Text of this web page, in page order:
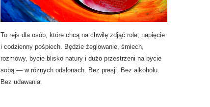
To rejs dla osób, które chcą na chwilę zdjąć role, napięcie
i codzienny pośpiech. Będzie żeglowanie, śmiech,
rozmowy, bycie blisko natury i dużo przestrzeni na bycie
sobą — w różnych odsłonach. Bez presji. Bez alkoholu.
Bez udawania.